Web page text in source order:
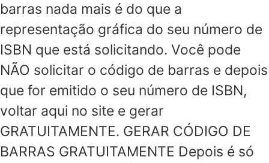
barras nada mais é do que a
representação gráfica do seu número de
ISBN que está solicitando. Você pode
NÃO solicitar o código de barras e depois
que for emitido o seu número de ISBN,
voltar aqui no site e gerar
GRATUITAMENTE. GERAR CÓDIGO DE
BARRAS GRATUITAMENTE Depois é só